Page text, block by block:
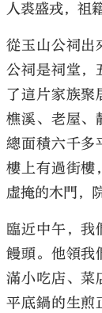
人裘盛戎，祖
從玉山公祠出
公祠是祠堂，
了這片家族聚
樵溪、老屋、
總面積六千多
樓上有過街樓
虛掩的木門，
臨近中午，我
饅頭。他領
滿小吃店、菜
平底鍋的生煎